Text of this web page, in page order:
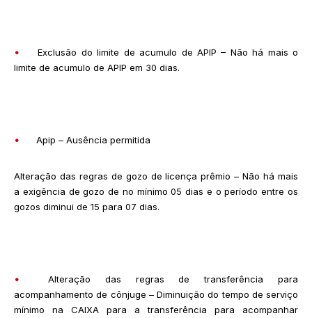
•
Exclusão do limite de acumulo de APIP – Não há mais o
limite de acumulo de APIP em 30 dias.
• Apip – Ausência permitida
Alteração das regras de gozo de licença prêmio – Não há mais
a exigência de gozo de no mínimo 05 dias e o período entre os
gozos diminui de 15 para 07 dias.
•
Alteração das regras de transferência para
acompanhamento de cônjuge – Diminuição do tempo de serviço
mínimo na CAIXA para a transferência para acompanhar